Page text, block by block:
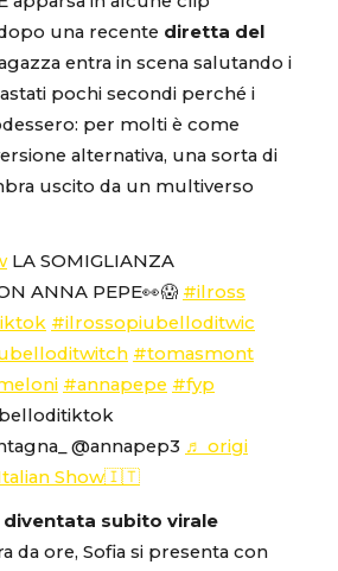
una recente diretta del
entra in scena salutando i
pochi secondi perché i
per molti è come
alternativa, una sorta di
uscito da un multiverso
LA SOMIGLIANZA
ANNA PEPE👀😱 #ilross
#ilrossopiubelloditwic
#tomasmont
#annapepe #fyp
@annapep3 ♬ origi
Show🇮🇹
diventata subito virale
da ore, Sofia si presenta con